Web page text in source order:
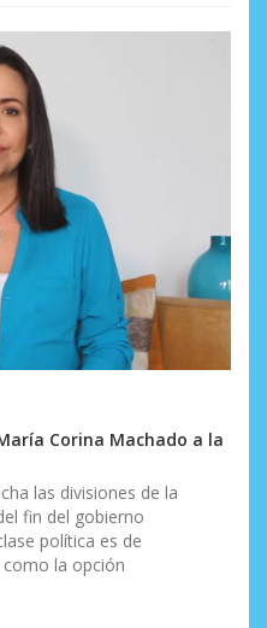
Corina Machado a la
las divisiones de la
fin del gobierno
política es de
la opción